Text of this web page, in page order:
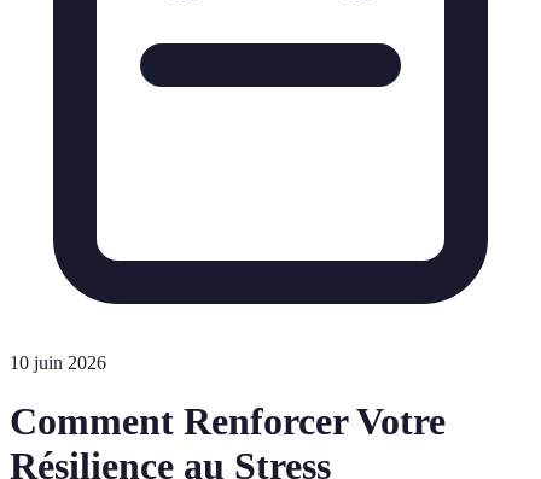
10 juin 2026
Comment Renforcer Votre
Résilience au Stress